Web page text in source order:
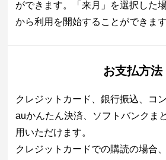
ができます。「来月」を選択した
から利用を開始することができます
お支払方法
クレジットカード、銀行振込、コ
auかんたん決済、ソフトバンクま
用いただけます。
クレジットカードでの購読の場合